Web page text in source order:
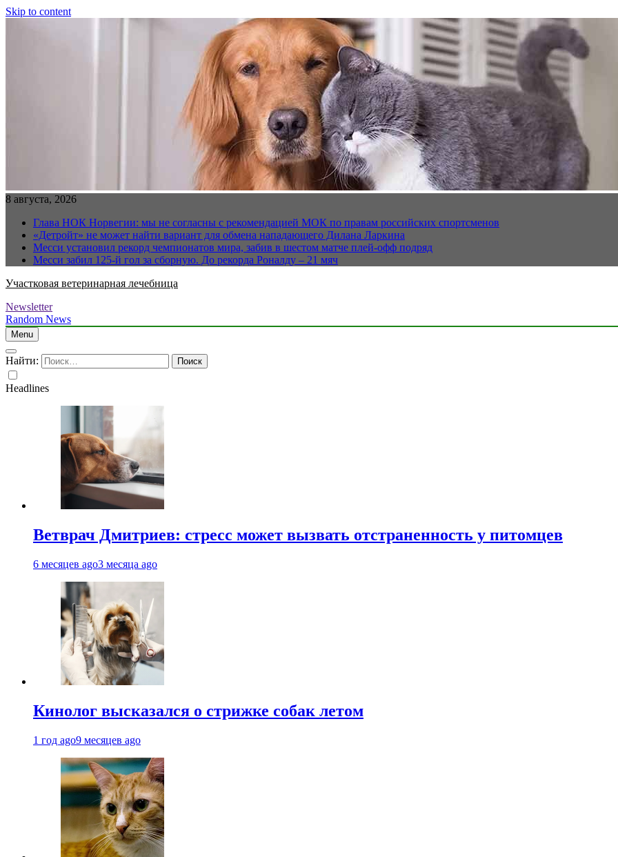
Skip to content
8 августа, 2026
Глава НОК Норвегии: мы не согласны с рекомендацией МОК по правам российских спортсменов
«Детройт» не может найти вариант для обмена нападающего Дилана Ларкина
Месси установил рекорд чемпионатов мира, забив в шестом матче плей‑офф подряд
Месси забил 125-й гол за сборную. До рекорда Роналду – 21 мяч
Участковая ветеринарная лечебница
Newsletter
Random News
Menu
Найти:
Headlines
Ветврач Дмитриев: стресс может вызвать отстраненность у питомцев
6 месяцев ago3 месяца ago
Кинолог высказался о стрижке собак летом
1 год ago9 месяцев ago